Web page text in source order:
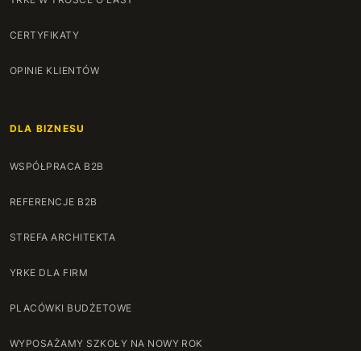
CERTYFIKATY
OPINIE KLIENTÓW
DLA BIZNESU
WSPÓŁPRACA B2B
REFERENCJE B2B
STREFA ARCHITEKTA
YRKE DLA FIRM
PLACÓWKI BUDŻETOWE
WYPOSAŻAMY SZKOŁY NA NOWY ROK